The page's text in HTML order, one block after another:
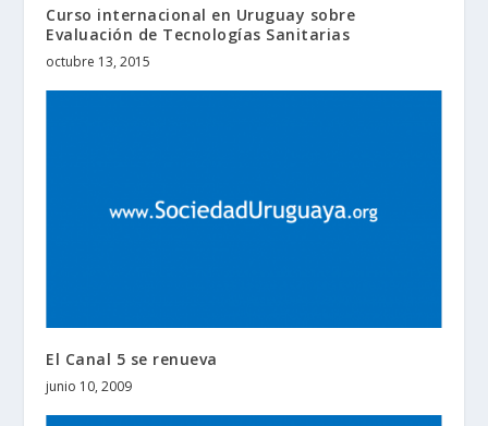
Curso internacional en Uruguay sobre
Evaluación de Tecnologías Sanitarias
octubre 13, 2015
El Canal 5 se renueva
junio 10, 2009